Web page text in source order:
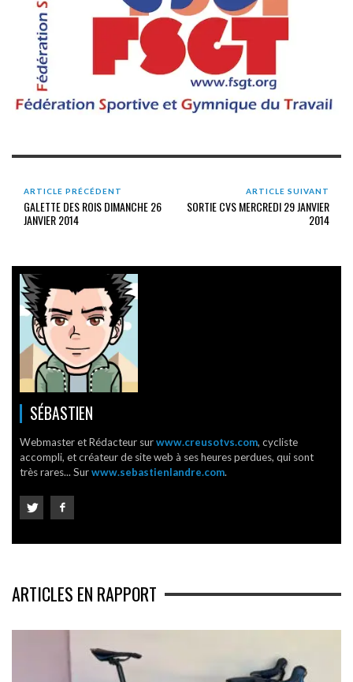
ARTICLE PRÉCÉDENT
GALETTE DES ROIS DIMANCHE 26
JANVIER 2014
ARTICLE SUIVANT
SORTIE CVS MERCREDI 29 JANVIER
2014
SÉBASTIEN
Webmaster et Rédacteur surwww.creusotvs.com, cycliste
accompli, et créateur de site web à ses heures perdues, qui sont
très rares... Surwww.sebastienlandre.com.
ARTICLES EN RAPPORT